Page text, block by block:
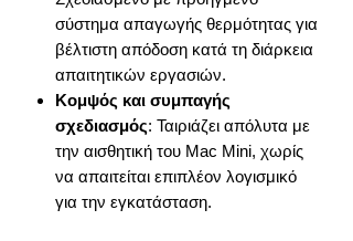
σύστημα απαγωγής θερμότητας για
βέλτιστη απόδοση κατά τη διάρκεια
απαιτητικών εργασιών.
Κομψός και συμπαγής
σχεδιασμός: Ταιριάζει απόλυτα με
την αισθητική του Mac Mini, χωρίς
να απαιτείται επιπλέον λογισμικό
για την εγκατάσταση.